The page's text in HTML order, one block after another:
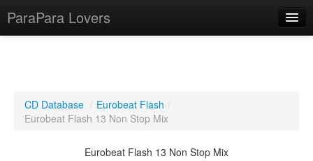
ParaPara Lovers
ParaPara Video Database
TechPara Video Database
CD Database / Eurobeat Flash /
Eurobeat Flash 13 Non Stop Mix
Eurobeat Flash 13 Non Stop Mix